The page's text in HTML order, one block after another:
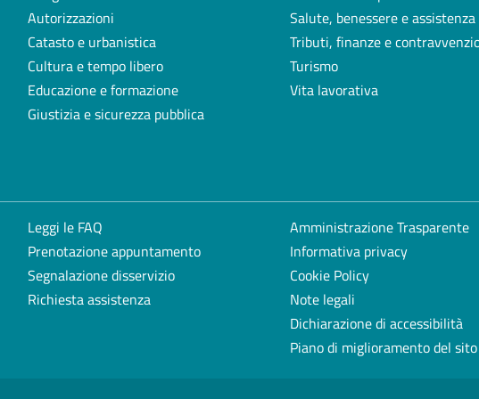
Autorizzazioni
Catasto e urbanistica
Cultura e tempo libero
Educazione e formazione
Giustizia e sicurezza pubblica
Salute, benessere e assistenza
Tributi, finanze e
Turismo
Vita lavorativa
Leggi le FAQ
Prenotazione appuntamento
Segnalazione disservizio
Richiesta assistenza
Amministrazione Trasparente
Informativa privacy
Cookie Policy
Note legali
Dichiarazione di accessibilità
Piano di miglioramento del sito